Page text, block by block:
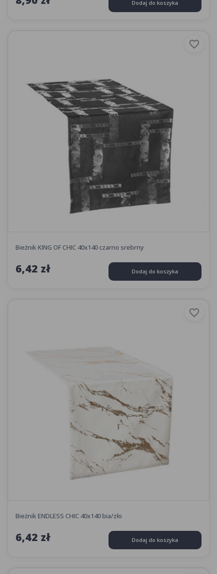
Dodaj do koszyka
favorite_border
Bieżnik KING OF CHIC 40x140 czarno srebrny
6,42 zł Dodaj do koszyka
favorite_border
Bieżnik ENDLESS CHIC 40x140 bia/zło
6,42 zł Dodaj do koszyka